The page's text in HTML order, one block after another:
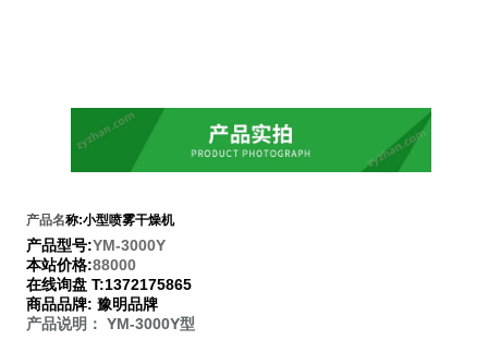
产品名称:小型喷雾干燥机
产品型号:YM-3000Y
本站价格:88000
在线询盘T:1372175865
商品品牌: 豫明品牌
产品说明： YM-3000Y型